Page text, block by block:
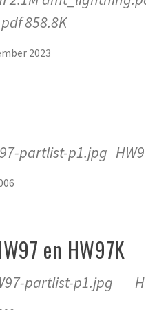
858.8K
2023
partlist-p1.jpg
en HW97K
partlist-p1.jpg